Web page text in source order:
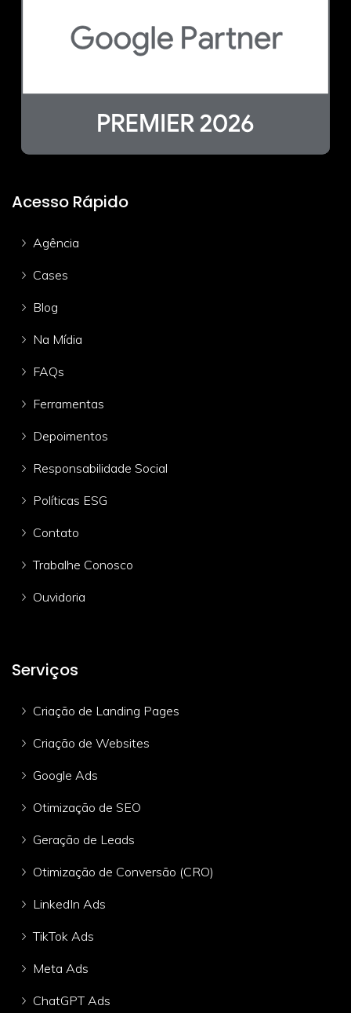
Acesso Rápido
Agência
Cases
Blog
Na Mídia
FAQs
Ferramentas
Depoimentos
Responsabilidade Social
Políticas ESG
Contato
Trabalhe Conosco
Ouvidoria
Serviços
Criação de Landing Pages
Criação de Websites
Google Ads
Otimização de SEO
Geração de Leads
Otimização de Conversão (CRO)
LinkedIn Ads
TikTok Ads
Meta Ads
ChatGPT Ads